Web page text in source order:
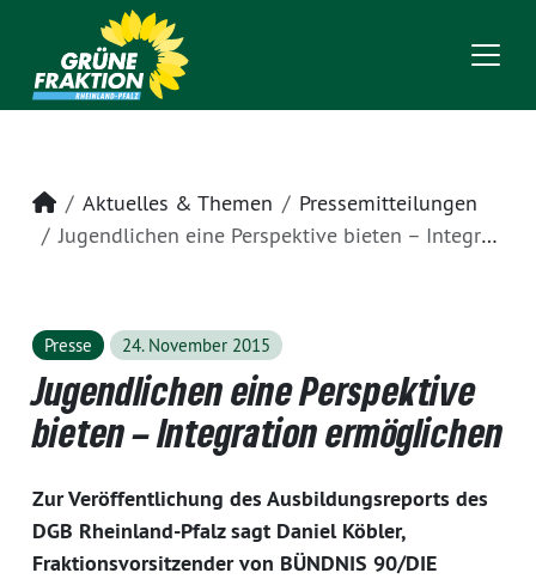
Startseite
Aktuelles & Themen
Pressemitteilungen
Jugendlichen eine Perspektive bieten – Integration ermöglichen
Presse 24. November 2015
Jugendlichen eine Perspektive
bieten – Integration ermöglichen
Zur Veröffentlichung des Ausbildungsreports des
DGB Rheinland-Pfalz sagt Daniel Köbler,
Fraktionsvorsitzender von BÜNDNIS 90/DIE